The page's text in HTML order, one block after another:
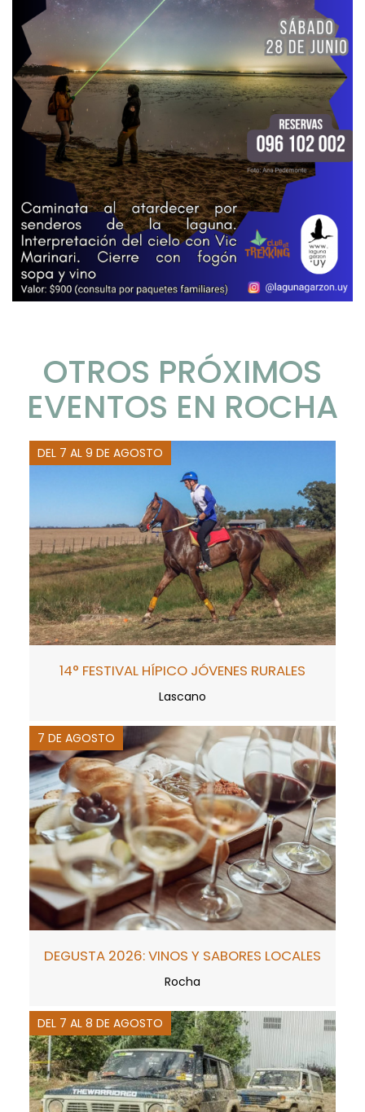
OTROS PRÓXIMOS
EVENTOS EN ROCHA
DEL 7 AL 9 DE AGOSTO
14° FESTIVAL HÍPICO JÓVENES RURALES
Lascano
7 DE AGOSTO
DEGUSTA 2026: VINOS Y SABORES LOCALES
Rocha
DEL 7 AL 8 DE AGOSTO